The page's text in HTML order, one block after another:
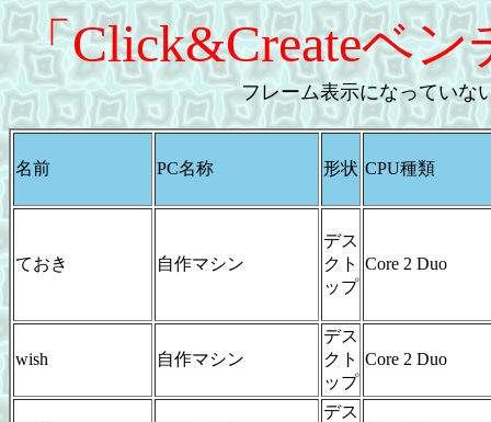
「Click&Createベ
フレーム表示になっていな
名前 PC名称 形状 CPU種類
ておき 自作マシン
デス
クト
ップ
Core 2 Duo
wish 自作マシン
デス
クト
ップ
Core 2 Duo
デス